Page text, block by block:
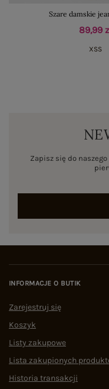
Szare damskie
89,99
XSS
Zapisz się do
INFORMACJE O BUTIK
Zarejestruj się
Koszyk
Listy zakupowe
Lista zakupionych
Historia transakcji